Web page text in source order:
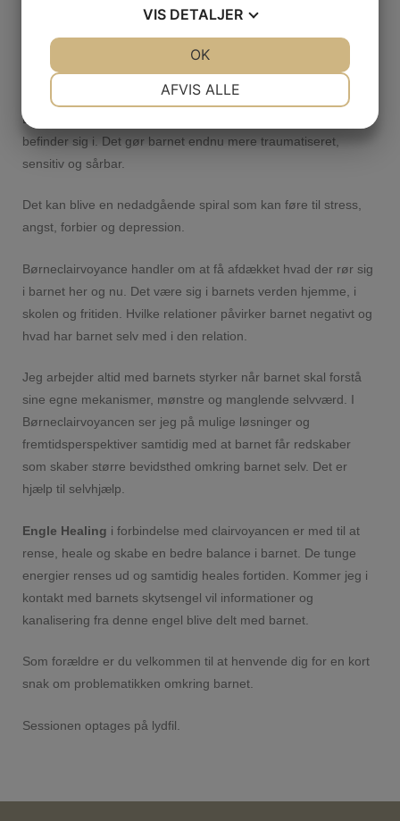
barnet som føler sig forkert og den negative spejlingen i
omgivelserne tager til.
Barnet føler sig alene og lidt fortabt af den verden barnet
befinder sig i. Det gør barnet endnu mere traumatiseret,
sensitiv og sårbar.
Det kan blive en nedadgående spiral som kan føre til stress,
angst, forbier og depression.
Børneclairvoyance handler om at få afdækket hvad der rør sig
i barnet her og nu. Det være sig i barnets verden hjemme, i
skolen og fritiden. Hvilke relationer påvirker barnet negativt og
hvad har barnet selv med i den relation.
Jeg arbejder altid med barnets styrker når barnet skal forstå
sine egne mekanismer, mønstre og manglende selvværd. I
Børneclairvoyancen ser jeg på mulige løsninger og
fremtidsperspektiver samtidig med at barnet får redskaber
som skaber større bevidsthed omkring barnet selv. Det er
hjælp til selvhjælp.
Engle Healing i forbindelse med clairvoyancen er med til at
rense, heale og skabe en bedre balance i barnet. De tunge
energier renses ud og samtidig heales fortiden. Kommer jeg i
kontakt med barnets skytsengel vil informationer og
kanalisering fra denne engel blive delt med barnet.
Som forældre er du velkommen til at henvende dig for en kort
snak om problematikken omkring barnet.
Sessionen optages på lydfil.
VIS DETALJER
MARKETING STATISTIK
AFVIS ALLE
OK